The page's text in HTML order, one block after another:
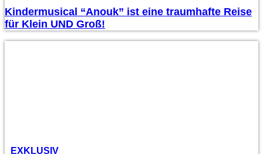
Kindermusical “Anouk” ist eine traumhafte Reise
für Klein UND Groß!
EXKLUSIV